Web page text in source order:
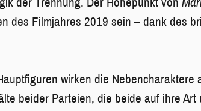
des Filmjahres 2019 sein – dank des
wirken die Nebencharaktere
beider Parteien, die beide auf ihre